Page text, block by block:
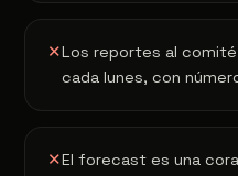
✕Los reportes al comité
cada lunes, con
✕El forecast es una